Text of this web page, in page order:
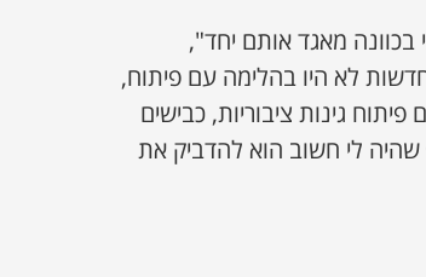
בכוונה מאגד אותם יחד",
לא היו בהלימה עם פיתוח,
גינות ציבוריות, כבישים
שהיה לי חשוב הוא להדביק את